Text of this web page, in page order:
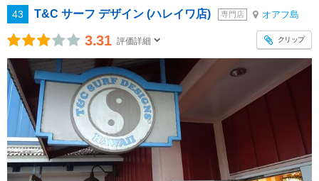
43 T&C サーフ デザイン (ハレイワ店) 専門店 オアフ島
3.31 評価詳細 クリップ